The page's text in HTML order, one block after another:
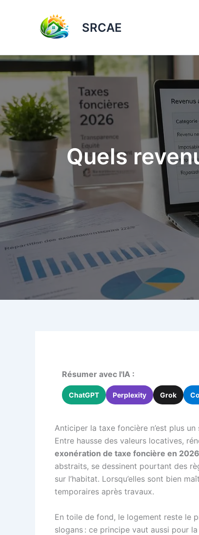
SRCAE
Quels
Résumer avec l'IA :
ChatGPT Perplexity Grok
Anticiper la taxe foncière n’est plus
Entre hausse des valeurs locatives,
exonération de taxe foncière en 2026
abstraits, se dessinent pourtant des
sur l’habitat. Lorsqu’elles sont bien
temporaires après travaux.
En toile de fond, le logement reste le
slogans : ce principe vaut aussi pour